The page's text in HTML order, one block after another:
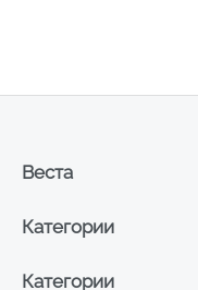
Категории
Категории
Веста